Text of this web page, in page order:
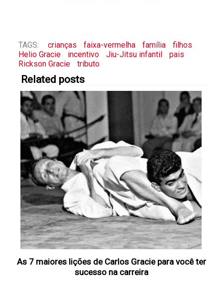
TAGS: crianças faixa-vermelha família
filhos
Helio Gracie
incentivo Jiu-Jitsu infantil
pais
Rickson Gracie
tributo
Related posts
As 7 maiores lições de Carlos Gracie para você ter
sucesso na carreira